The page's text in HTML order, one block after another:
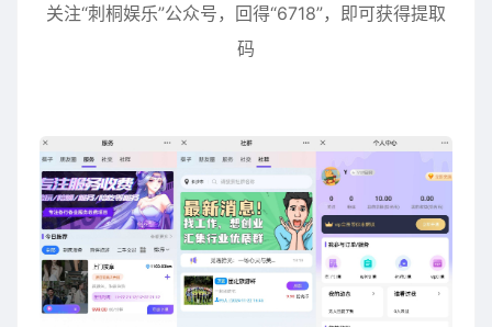
关注“刺桐娱乐”公众号，回得“6718”，即可获得提取
码